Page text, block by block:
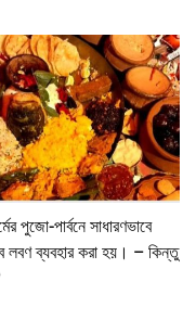
পুজো-পার্বনে সাধারণভাবে
লবণ ব্যবহার করা হয়। – কিন্তু